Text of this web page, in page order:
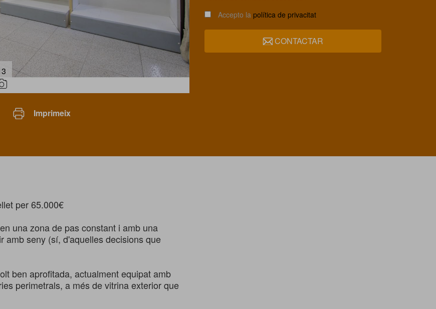
Imprimeix
Accepto la política de privacitat
CONTACTAR
per 65.000€
una zona de pas constant i amb una
amb seny (sí, d'aquelles decisions que
ben aprofitada, actualment equipat amb
perimetrals, a més de vitrina exterior que